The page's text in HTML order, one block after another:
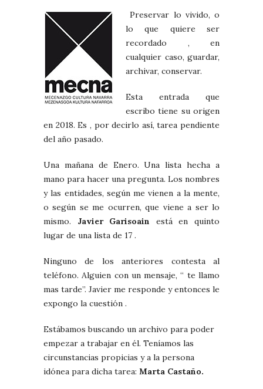
Preservar lo vivido, o
lo que quiere ser
recordado , en
cualquier caso, guardar,
archivar, conservar.
Esta entrada que
escribo tiene su origen
en 2018. Es , por decirlo así, tarea pendiente
del año pasado.
Una mañana de Enero. Una lista hecha a
mano para hacer una pregunta. Los nombres
y las entidades, según me vienen a la mente,
o según se me ocurren, que viene a ser lo
mismo. Javier Garisoain está en quinto
lugar de una lista de 17 .
Ninguno de los anteriores contesta al
teléfono. Alguien con un mensaje, “ te llamo
mas tarde”. Javier me responde y entonces le
expongo la cuestión .
Estábamos buscando un archivo para poder
empezar a trabajar en él. Teníamos las
circunstancias propicias y a la persona
idónea para dicha tarea: Marta Castaño.